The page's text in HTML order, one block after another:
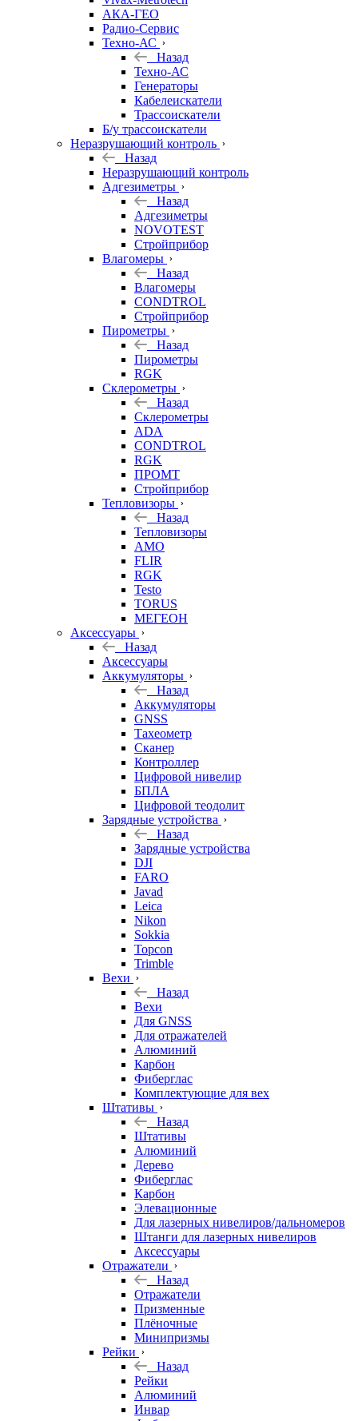
АКА-ГЕО
Радио-Сервис
Техно-АС
Назад
Техно-АС
Генераторы
Кабелеискатели
Трассоискатели
Б/у трассоискатели
Неразрушающий контроль
Назад
Неразрушающий контроль
Адгезиметры
Назад
Адгезиметры
NOVOTEST
Стройприбор
Влагомеры
Назад
Влагомеры
CONDTROL
Стройприбор
Пирометры
Назад
Пирометры
RGK
Склерометры
Назад
Склерометры
ADA
CONDTROL
RGK
ПРОМТ
Стройприбор
Тепловизоры
Назад
Тепловизоры
AMO
FLIR
RGK
Testo
TORUS
МЕГЕОН
Аксессуары
Назад
Аксессуары
Аккумуляторы
Назад
Аккумуляторы
GNSS
Тахеометр
Сканер
Контроллер
Цифровой нивелир
БПЛА
Цифровой теодолит
Зарядные устройства
Назад
Зарядные устройства
DJI
FARO
Javad
Leica
Nikon
Sokkia
Topcon
Trimble
Вехи
Назад
Вехи
Для GNSS
Для отражателей
Алюминий
Карбон
Фиберглас
Комплектующие для вех
Штативы
Назад
Штативы
Алюминий
Дерево
Фиберглас
Карбон
Элевационные
Для лазерных нивелиров/дальномеров
Штанги для лазерных нивелиров
Аксессуары
Отражатели
Назад
Отражатели
Призменные
Плёночные
Минипризмы
Рейки
Назад
Рейки
Алюминий
Инвар